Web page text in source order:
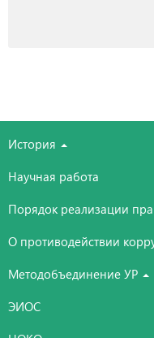
История
Научная работа
Порядок реализации
О противодействии
Методобъединение УР
ЭИОС